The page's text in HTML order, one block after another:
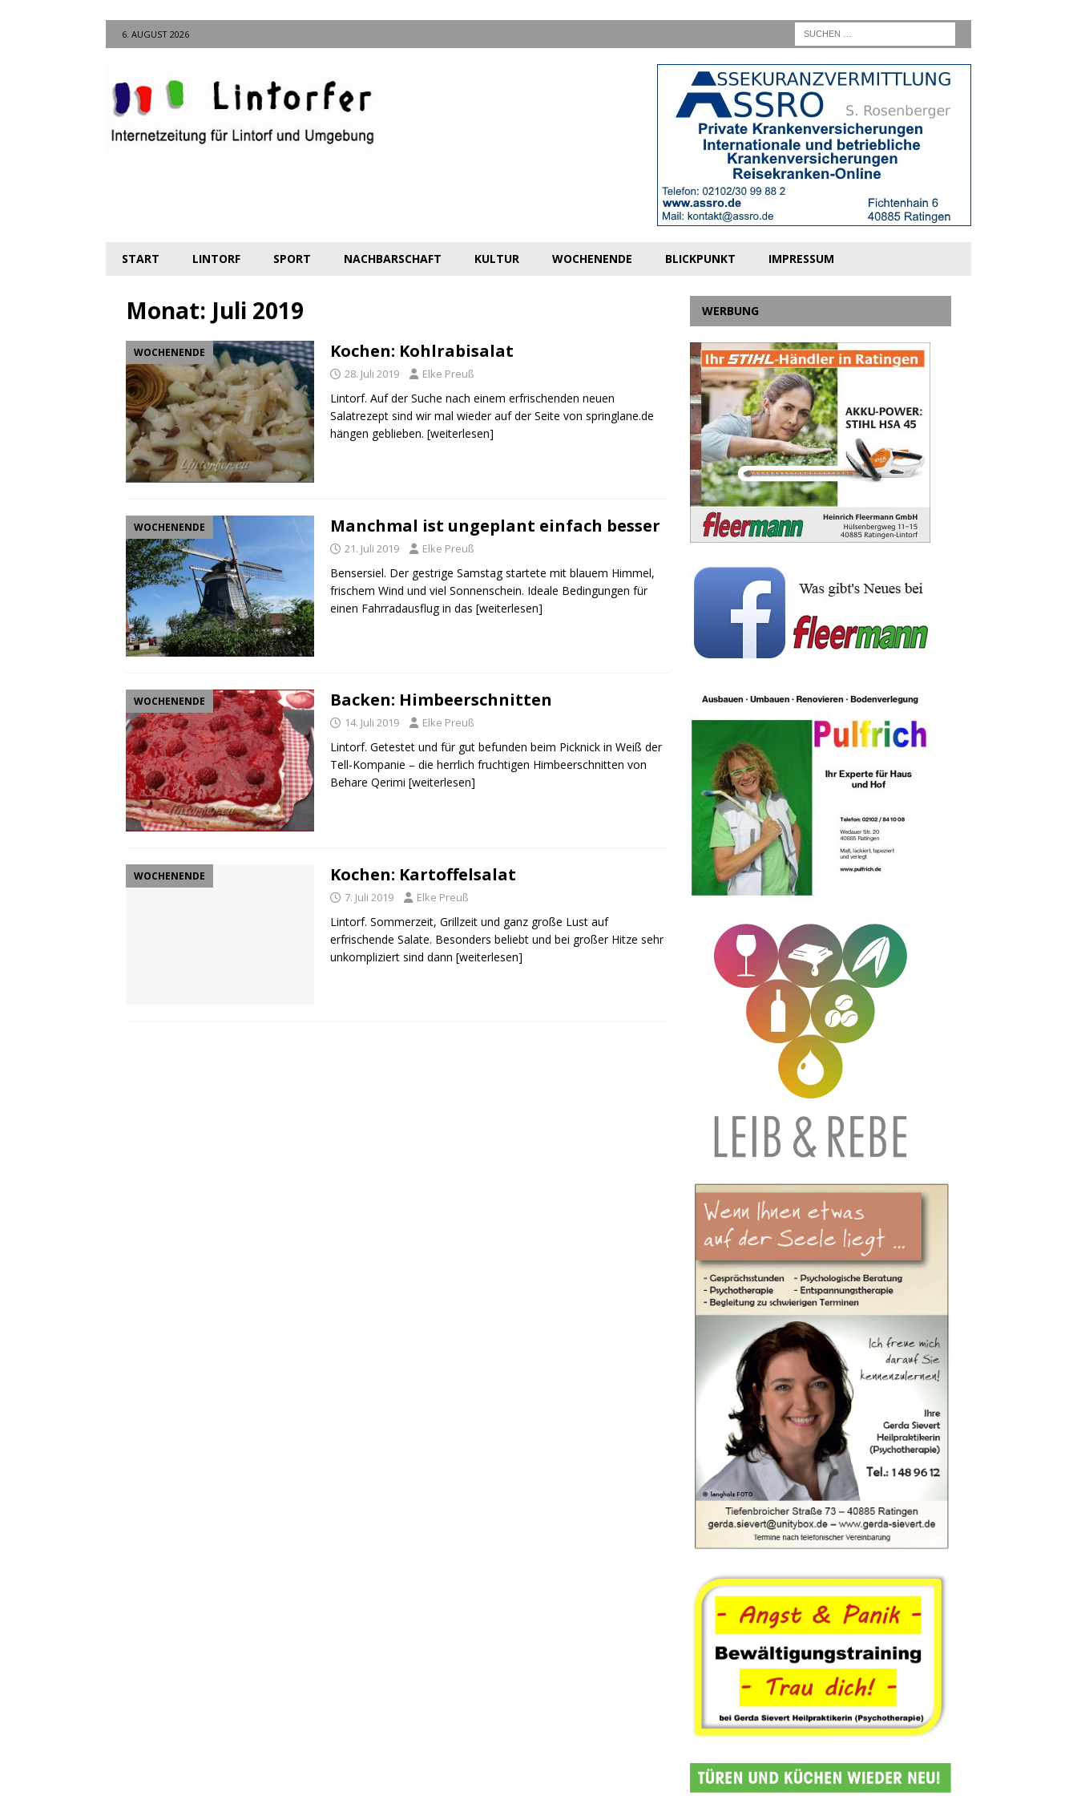
6. AUGUST 2026
START LINTORF SPORT NACHBARSCHAFT KULTUR WOCHENENDE BLICKPUNKT IMPRESSUM
Monat: Juli 2019
WOCHENENDE Kochen: Kohlrabisalat
28. Juli 2019 Elke Preuß
Lintorf. Auf der Suche nach einem erfrischenden neuen
Salatrezept sind wir mal wieder auf der Seite von springlane.de
hängen geblieben. [weiterlesen]
WOCHENENDE Manchmal ist ungeplant einfach besser
21. Juli 2019 Elke Preuß
Bensersiel. Der gestrige Samstag startete mit blauem Himmel,
frischem Wind und viel Sonnenschein. Ideale Bedingungen für
einen Fahrradausflug in das [weiterlesen]
WOCHENENDE Backen: Himbeerschnitten
14. Juli 2019 Elke Preuß
Lintorf. Getestet und für gut befunden beim Picknick in Weiß der
Tell-Kompanie – die herrlich fruchtigen Himbeerschnitten von
Behare Qerimi [weiterlesen]
WOCHENENDE Kochen: Kartoffelsalat
7. Juli 2019 Elke Preuß
Lintorf. Sommerzeit, Grillzeit und ganz große Lust auf
erfrischende Salate. Besonders beliebt und bei großer Hitze sehr
unkompliziert sind dann [weiterlesen]
WERBUNG